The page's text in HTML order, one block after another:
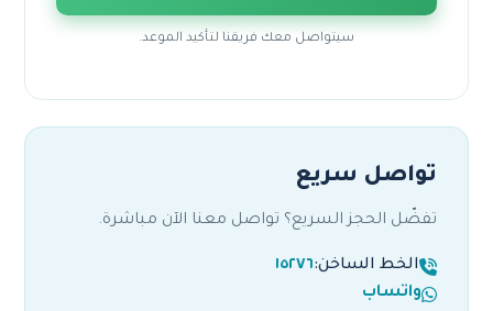
سيتواصل معك فريقنا لتأكيد الموعد.
تواصل سريع
تفضّل الحجز السريع؟ تواصل معنا الآن مباشرة.
الخط الساخن:١٥٢٧٦
واتساب